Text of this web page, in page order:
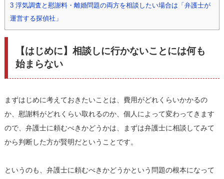
3浮気調査と慰謝料・離婚問題の両方を相談したい場合は「弁護士が
運営する探偵社」
【はじめに】相談しに行かないことには何も
始まらない
まずはじめに考えておきたいことは、費用がどれくらいかかるの
か、慰謝料がどれくらい取れるのか、個人によって変わってきます
ので、弁護士に頼むべきかどうかは、まずは弁護士に相談してみて
から判断した方が賢明だということです。
というのも、弁護士に頼むべきかどうかという問題の根本になって